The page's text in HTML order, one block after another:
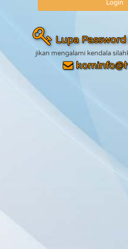
Lupa Password
jikan mengalami kendala